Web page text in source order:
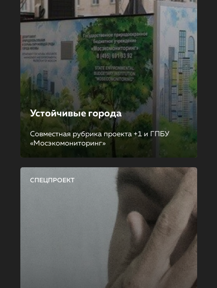
Устойчивые города
Совместная рубрика проекта +1 и ГПБУ
«Мосэкомониторинг»
СПЕЦПРОЕКТ